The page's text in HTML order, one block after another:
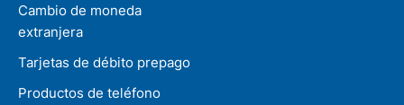
Cambio de moneda
extranjera
Tarjetas de débito prepago
Productos de teléfono